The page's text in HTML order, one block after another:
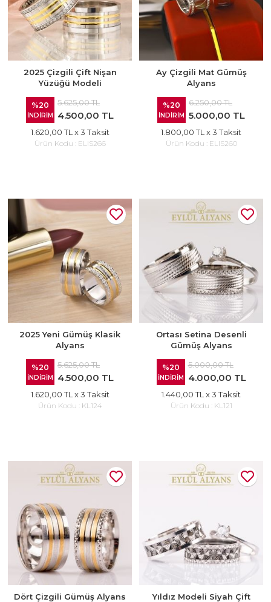
2025 Çizgili Çift Nişan
Yüzüğü Modeli
%20
İNDİRİM
5.625,00 TL
4.500,00 TL
1.620,00 TL x 3 Taksit
Ürün Kodu : ELIS266
Ay Çizgili Mat Gümüş
Alyans
%20
İNDİRİM
6.250,00 TL
5.000,00 TL
1.800,00 TL x 3 Taksit
Ürün Kodu : ELIS260
2025 Yeni Gümüş Klasik
Alyans
%20
İNDİRİM
5.625,00 TL
4.500,00 TL
1.620,00 TL x 3 Taksit
Ürün Kodu : KL124
Ortası Setina Desenli
Gümüş Alyans
%20
İNDİRİM
5.000,00 TL
4.000,00 TL
1.440,00 TL x 3 Taksit
Ürün Kodu : KL121
Dört Çizgili Gümüş Alyans
Yıldız Modeli Siyah Çift